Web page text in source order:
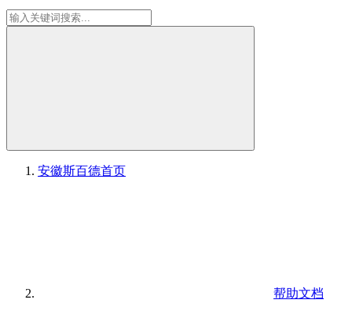
安徽斯百德首页
帮助文档